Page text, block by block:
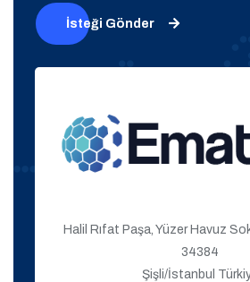
İsteği Gönder
Halil Rıfat Paşa, Yüzer Havuz
34384
Şişli/İstanbul